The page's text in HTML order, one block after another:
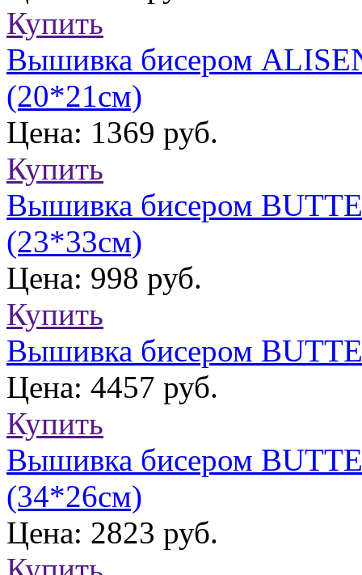
Купить
Вышивка бисером
(20*21см)
Цена: 1369 руб.
Купить
Вышивка бисером
(23*33см)
Цена: 998 руб.
Купить
Вышивка бисером
Цена: 4457 руб.
Купить
Вышивка бисером
(34*26см)
Цена: 2823 руб.